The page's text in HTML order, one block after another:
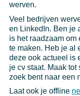
werven.
Veel bedrijven
en LinkedIn. Ben je
is het raadzaam om
te maken. Heb je al
deze ook actueel is
je cv staat. Maak
zoek bent naar een
Laat ook je offline